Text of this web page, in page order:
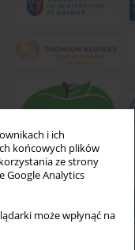
i ich
końcowych plików
ze strony
Google Analytics
może wpłynąć na